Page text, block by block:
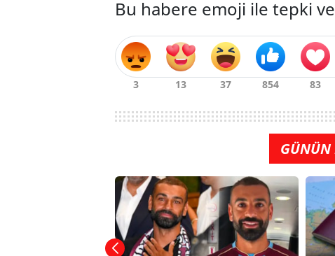
Bu habere emoji ile tepki
GÜNÜN